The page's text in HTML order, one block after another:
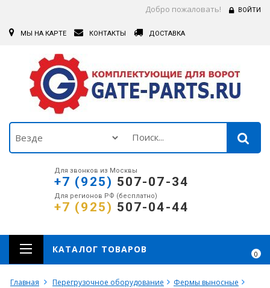
Добро пожаловать! ВОЙТИ
МЫ НА КАРТЕ КОНТАКТЫ ДОСТАВКА
Для звонков из Москвы
+7 (925) 507-07-34
Для регионов РФ (бесплатно)
+7 (925) 507-04-44
0
КАТАЛОГ ТОВАРОВ
Главная Перегрузочное оборудование
Фермы выносные